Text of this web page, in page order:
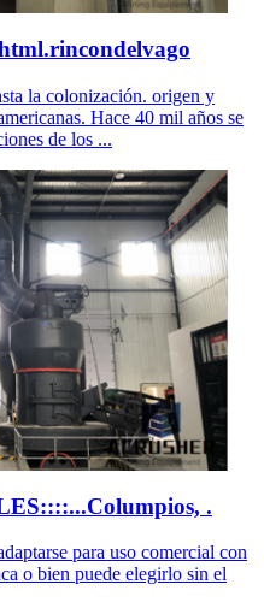
la colonización. origen y
Hace 40 mil años se
de los ...
.
para uso comercial con
o bien puede elegirlo sin el